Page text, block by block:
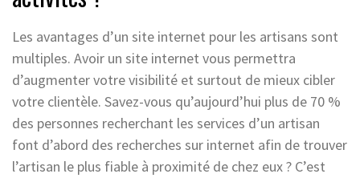
Les avantages d’un site internet pour les artisans sont
multiples. Avoir un site internet vous permettra
d’augmenter votre visibilité et surtout de mieux cibler
votre clientèle. Savez-vous qu’aujourd’hui plus de 70 %
des personnes recherchant les services d’un artisan
font d’abord des recherches sur internet afin de trouver
l’artisan le plus fiable à proximité de chez eux ? C’est